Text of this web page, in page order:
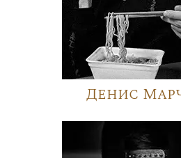
Денис